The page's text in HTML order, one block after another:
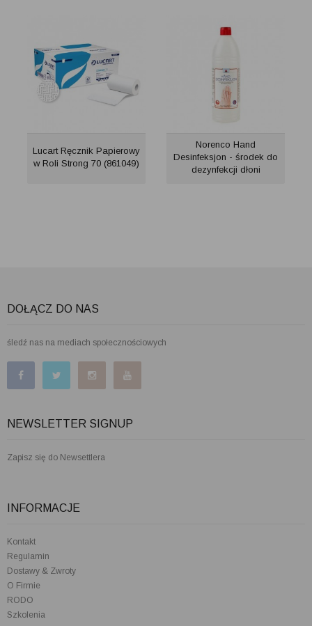
Lucart Ręcznik Papierowy
w Roli Strong 70 (861049)
Norenco Hand
Desinfeksjon - środek do
dezynfekcji dłoni
DOŁĄCZ DO NAS
śledź nas na mediach społecznościowych
NEWSLETTER SIGNUP
Zapisz się do Newsettlera
INFORMACJE
Kontakt
Regulamin
Dostawy & Zwroty
O Firmie
RODO
Szkolenia